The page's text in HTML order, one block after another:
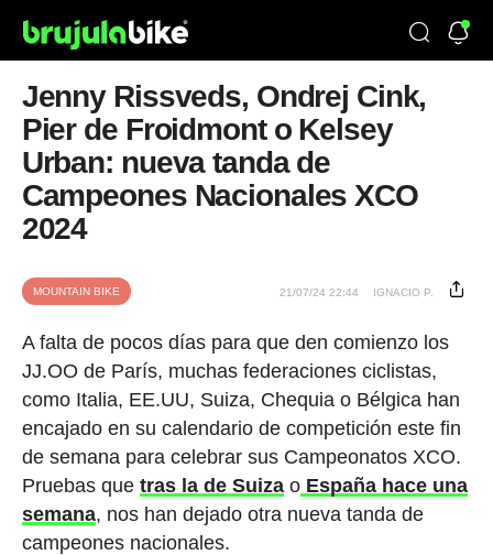
Jenny Rissveds, Ondrej Cink,
Pier de Froidmont o Kelsey
Urban: nueva tanda de
Campeones Nacionales XCO
2024
MOUNTAIN BIKE 21/07/24 22:44 IGNACIO P.
A falta de pocos días para que den comienzo los
JJ.OO de París, muchas federaciones ciclistas,
como Italia, EE.UU, Suiza, Chequia o Bélgica han
encajado en su calendario de competición este fin
de semana para celebrar sus Campeonatos XCO.
Pruebas que tras la de Suiza oEspaña hace una
semana, nos han dejado otra nueva tanda de
campeones nacionales.